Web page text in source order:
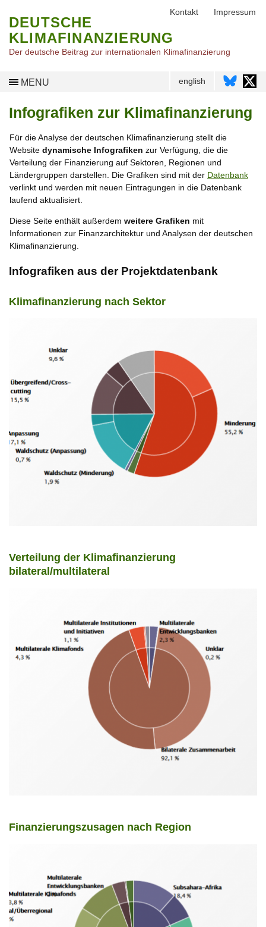
DEUTSCHE
KLIMAFINANZIERUNG
Der deutsche Beitrag zur internationalen Klimafinanzierung
MENU english
Infografiken zur Klimafinanzierung
Für die Analyse der deutschen Klimafinanzierung stellt die
Website dynamische Infografiken zur Verfügung, die die
Verteilung der Finanzierung auf Sektoren, Regionen und
Ländergruppen darstellen. Die Grafiken sind mit der Datenbank
verlinkt und werden mit neuen Eintragungen in die Datenbank
laufend aktualisiert.
Diese Seite enthält außerdem weitere Grafiken mit
Informationen zur Finanzarchitektur und Analysen der deutschen
Klimafinanzierung.
Infografiken aus der Projektdatenbank
Klimafinanzierung nach Sektor
Verteilung der Klimafinanzierung
bilateral/multilateral
Finanzierungszusagen nach Region
Kontakt Impressum